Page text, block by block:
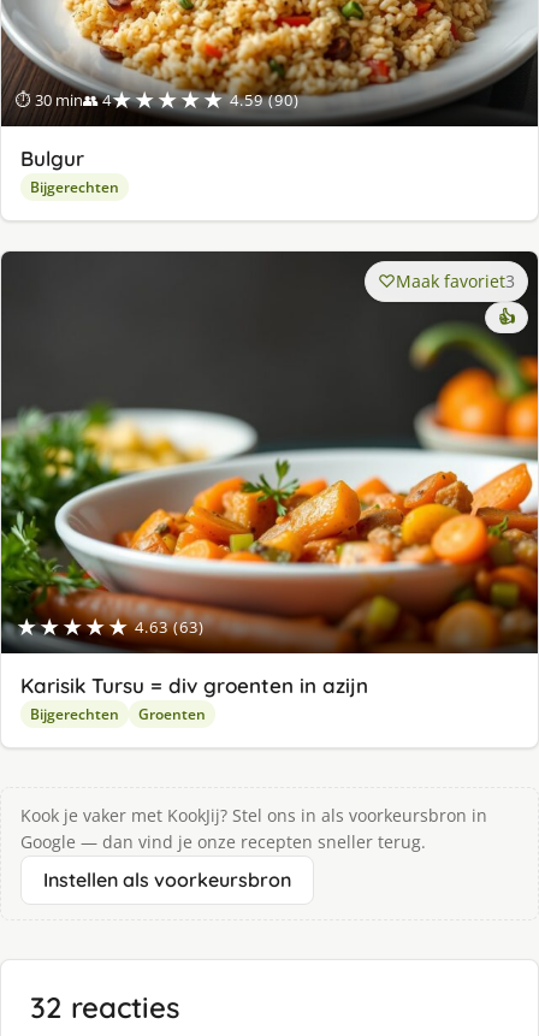
⏱ 30 min👥 4★★★★★ 4.59 (90)
Bulgur
Bijgerechten
★★★★★ 4.63 (63)
Maak favoriet3
👍
Karisik Tursu = div groenten in azijn
Bijgerechten Groenten
Kook je vaker met KookJij? Stel ons in als voorkeursbron in
Google — dan vind je onze recepten sneller terug.
Instellen als voorkeursbron
32 reacties